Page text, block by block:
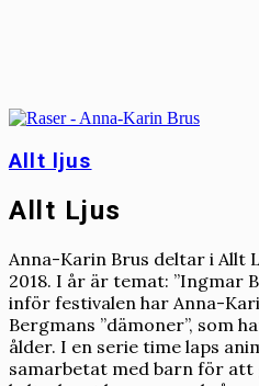
Allt ljus
Allt Ljus
Anna-Karin Brus deltar i Allt
2018. I år är temat: ”Ingmar
inför festivalen har Anna-
Bergmans ”dämoner”, som
ålder. I en serie time laps
samarbetat med barn för att